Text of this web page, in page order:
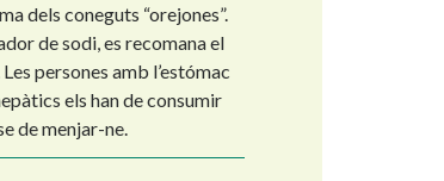
dels coneguts “orejones”.
de sodi, es recomana el
persones amb l’estómac
els han de consumir
de menjar-ne.